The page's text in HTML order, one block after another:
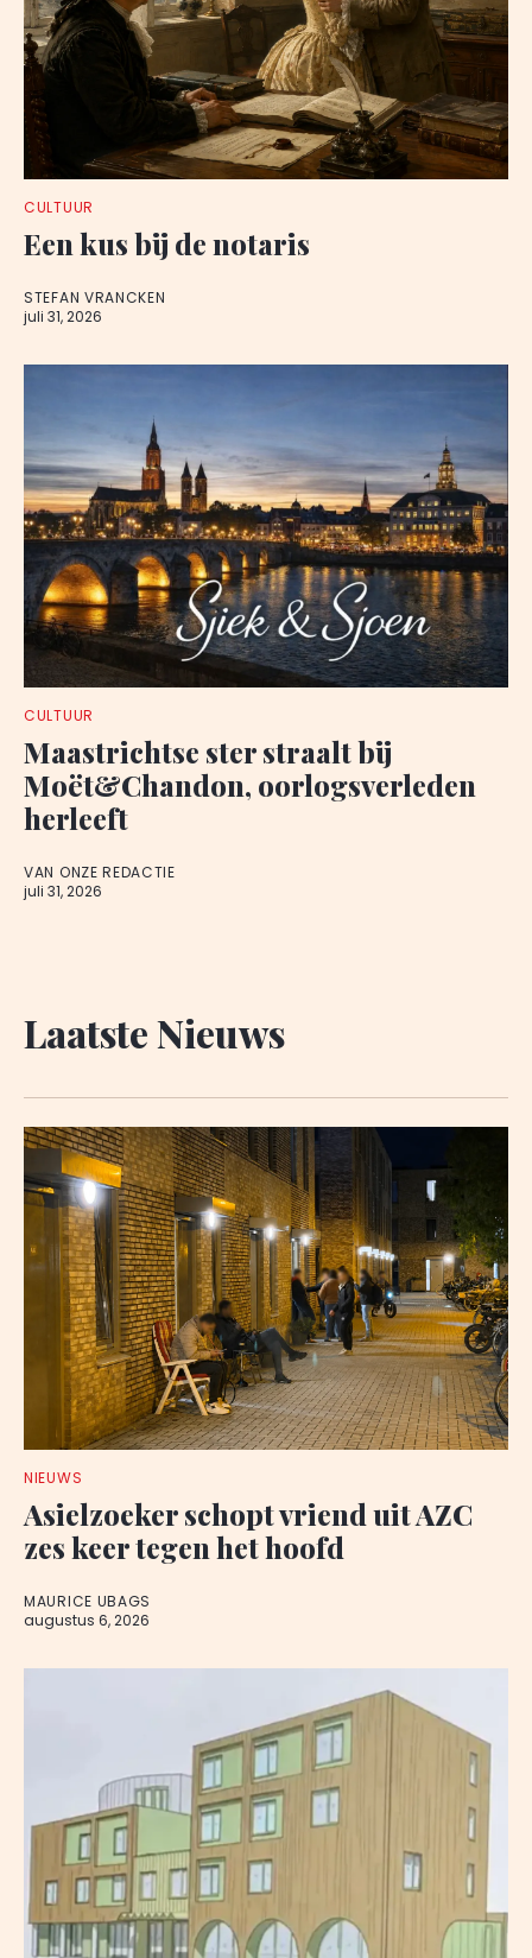
CULTUUR
Een kus bij de notaris
STEFAN VRANCKEN
juli 31, 2026
CULTUUR
Maastrichtse ster straalt bij
Moët&Chandon, oorlogsverleden
herleeft
VAN ONZE REDACTIE
juli 31, 2026
Laatste Nieuws
NIEUWS
Asielzoeker schopt vriend uit AZC
zes keer tegen het hoofd
MAURICE UBAGS
augustus 6, 2026